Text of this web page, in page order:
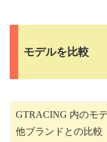
モデルを比較
GTRACING 内のモ
他ブランドとの比較